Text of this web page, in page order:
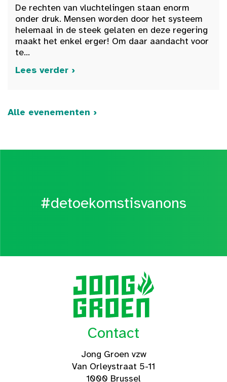
De rechten van vluchtelingen staan enorm
onder druk. Mensen worden door het systeem
helemaal in de steek gelaten en deze regering
maakt het enkel erger! Om daar aandacht voor
te...
Lees verder ›
Alle evenementen ›
#detoekomstisvanons
Contact
Jong Groen vzw
Van Orleystraat 5-11
1000 Brussel